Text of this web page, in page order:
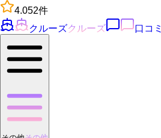
4.052件
クルーズクルーズ 口コミ